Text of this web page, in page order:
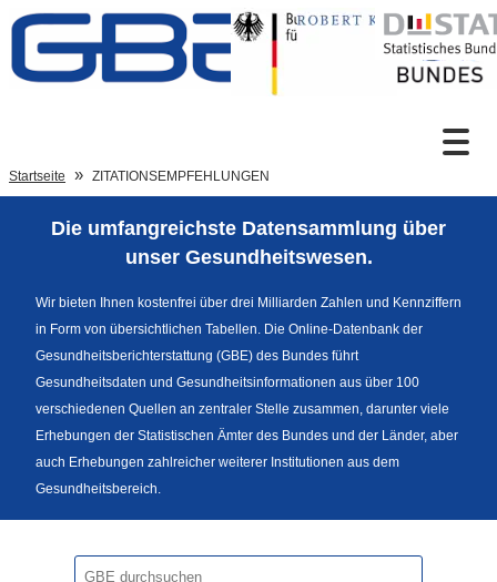
Zum Inhalt
Sprachumschaltung
Fußzeile
Startseite ZITATIONSEMPFEHLUNGEN
Die umfangreichste Datensammlung über
unser Gesundheitswesen.
Wir bieten Ihnen kostenfrei über drei Milliarden Zahlen und Kennziffern
in Form von übersichtlichen Tabellen. Die Online-Datenbank der
Gesundheitsberichterstattung (GBE) des Bundes führt
Gesundheitsdaten und Gesundheitsinformationen aus über 100
verschiedenen Quellen an zentraler Stelle zusammen, darunter viele
Erhebungen der Statistischen Ämter des Bundes und der Länder, aber
auch Erhebungen zahlreicher weiterer Institutionen aus dem
Gesundheitsbereich.